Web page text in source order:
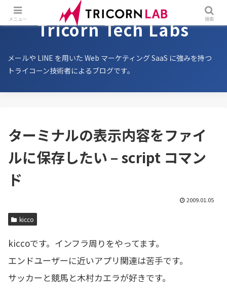
Tricorn Tech Labs
メールや LINE を用いた Web マーケティング SaaS に強みを持つ
トライコーン技術者によるブログです。
ターミナルの表示内容をファイ
ルに保存したい – script コマン
ド
2009.01.05
kicco
kiccoです。インフラ周りをやってます。
エンドユーザーに近いアプリ関連は苦手です。
サッカーと競馬と木村カエラが好きです。
メニュー 検索